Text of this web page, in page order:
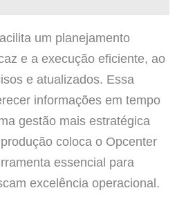
um planejamento
e a execução eficiente, ao
e atualizados. Essa
informações em tempo
gestão mais estratégica
coloca o Opcenter
essencial para
excelência operacional.